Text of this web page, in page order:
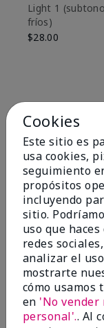
Light 1​
fríos)
$28.00
Cookies
Este sitio es
usa cookies,
seguimiento
propósitos
incluyendo
sitio.
uso que
redes
analizar el
mostrarte
cómo usamos
en 'No
personal'.. Al